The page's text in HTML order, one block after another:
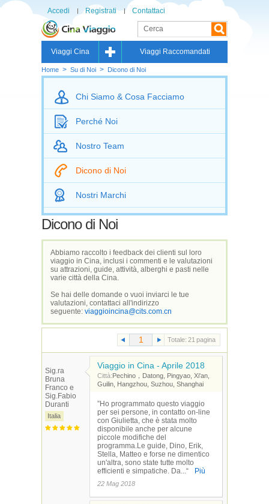
Accedi Registrati Contattaci
Viaggi Cina Viaggi Raccomandati
Home > Su di Noi > Dicono di Noi
Chi Siamo & Cosa Facciamo
Perché Noi
Nostro Team
Dicono di Noi
Nostri Marchi
Dicono di Noi
Abbiamo raccolto i feedback dei clienti sul loro
viaggio in Cina, inclusi i commenti e le valutazioni
su attrazioni, guide, attività, alberghi e pasti nelle
varie città della Cina.
Se hai delle domande o vuoi inviarci le tue
valutazioni, contattaci all'indirizzo
seguente: viaggioincina@cits.com.cn
Totale: 21 pagina
Sig.ra
Bruna
Franco e
Sig.Fabio
Duranti
Italia
Viaggio in Cina - Aprile 2018
Città:Pechino，Datong, Pingyao, Xi'an,
Guilin, Hangzhou, Suzhou, Shanghai
”Ho programmato questo viaggio
per sei persone, in contatto on-line
con Giulietta, che è stata molto
disponibile anche per alcune
piccole modifiche del
programma.Le guide, Dino, Erik,
Stella, Matteo e forse ne dimentico
un'altra, sono state tutte molto
efficienti e simpatiche. Da...“
Più
22 Mag 2018